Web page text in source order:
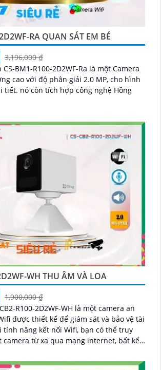
RA QUAN SÁT EM BÉ
3,196,000 ₫
BM1-R100-2D2WF-Ra là một Camera
cao với độ phân giải 2.0 MP, cho hình
nghệ Hồng
WH THU ÂM VÀ LOA
1,900,000 ₫
R100-2D2WF-WH là một camera an
được thiết kế để giám sát và bảo vệ tài
camera từ xa qua mạng internet, bất kể